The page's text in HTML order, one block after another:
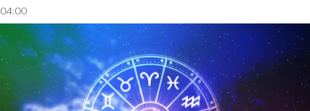
04:00